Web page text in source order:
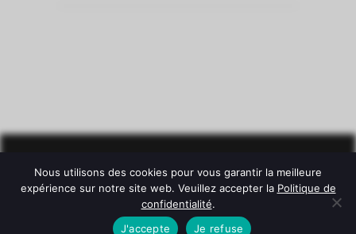
Nous utilisons des cookies pour vous garantir la meilleure
expérience sur notre site web. Veuillez accepter la Politique de
confidentialité.
J'accepte
Je refuse